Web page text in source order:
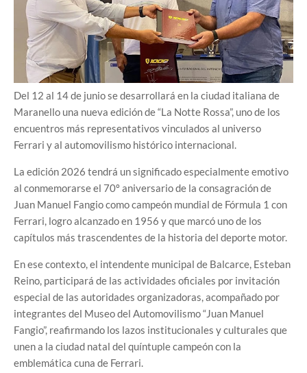
Del 12 al 14 de junio se desarrollará en la ciudad italiana de
Maranello una nueva edición de “La Notte Rossa”, uno de los
encuentros más representativos vinculados al universo
Ferrari y al automovilismo histórico internacional.
La edición 2026 tendrá un significado especialmente emotivo
al conmemorarse el 70º aniversario de la consagración de
Juan Manuel Fangio como campeón mundial de Fórmula 1 con
Ferrari, logro alcanzado en 1956 y que marcó uno de los
capítulos más trascendentes de la historia del deporte motor.
En ese contexto, el intendente municipal de Balcarce, Esteban
Reino, participará de las actividades oficiales por invitación
especial de las autoridades organizadoras, acompañado por
integrantes del Museo del Automovilismo “Juan Manuel
Fangio”, reafirmando los lazos institucionales y culturales que
unen a la ciudad natal del quíntuple campeón con la
emblemática cuna de Ferrari.